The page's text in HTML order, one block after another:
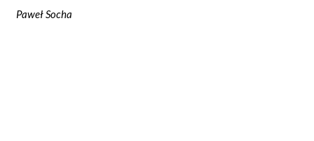
PawełSocha